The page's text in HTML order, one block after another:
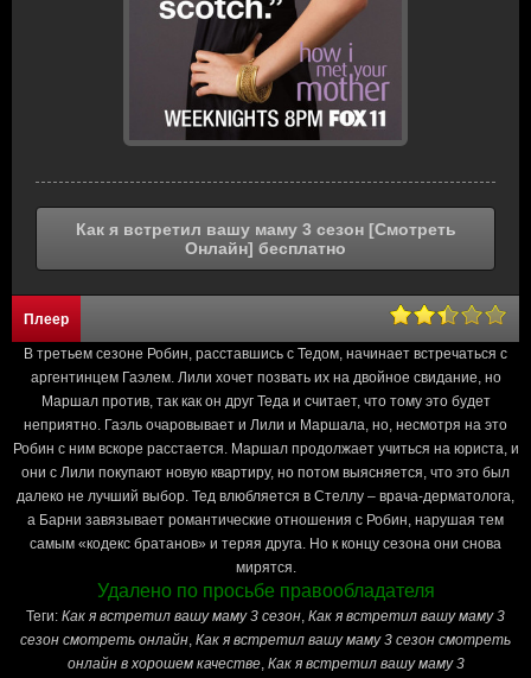
Как я встретил вашу маму 3 сезон [Смотреть
Онлайн] бесплатно
Плеер
В третьем сезоне Робин, расставшись с Тедом, начинает встречаться с
аргентинцем Гаэлем. Лили хочет позвать их на двойное свидание, но
Маршал против, так как он друг Теда и считает, что тому это будет
неприятно. Гаэль очаровывает и Лили и Маршала, но, несмотря на это
Робин с ним вскоре расстается. Маршал продолжает учиться на юриста, и
они с Лили покупают новую квартиру, но потом выясняется, что это был
далеко не лучший выбор. Тед влюбляется в Стеллу – врача-дерматолога,
а Барни завязывает романтические отношения с Робин, нарушая тем
самым «кодекс братанов» и теряя друга. Но к концу сезона они снова
мирятся.
Удалено по просьбе правообладателя
Теги: Как я встретил вашу маму 3 сезон, Как я встретил вашу маму 3
сезон cмотреть онлайн, Как я встретил вашу маму 3 сезон смотреть
онлайн в хорошем качестве, Как я встретил вашу маму 3